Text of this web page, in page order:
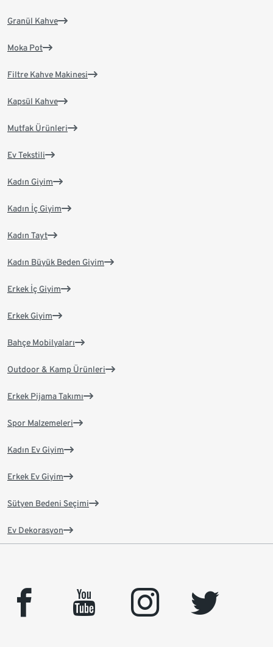
Granül Kahve
Moka Pot
Filtre Kahve Makinesi
Kapsül Kahve
Mutfak Ürünleri
Ev Tekstili
Kadın Giyim
Kadın İç Giyim
Kadın Tayt
Kadın Büyük Beden Giyim
Erkek İç Giyim
Erkek Giyim
Bahçe Mobilyaları
Outdoor & Kamp Ürünleri
Erkek Pijama Takımı
Spor Malzemeleri
Kadın Ev Giyim
Erkek Ev Giyim
Sütyen Bedeni Seçimi
Ev Dekorasyon
facebook youtube instagram
twitter